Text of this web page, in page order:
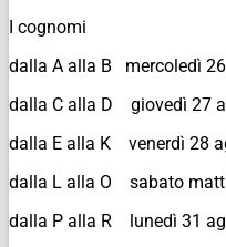
I cognomi
dalla A alla B mercoledì
dalla C alla D giovedì 27
dalla E alla K venerdì 28
dalla L alla O sabato
dalla P alla R lunedì 31